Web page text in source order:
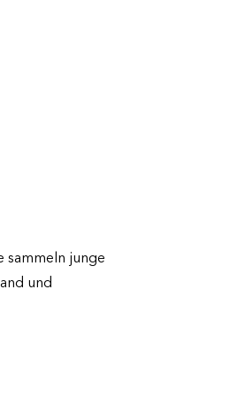
sammeln junge
und